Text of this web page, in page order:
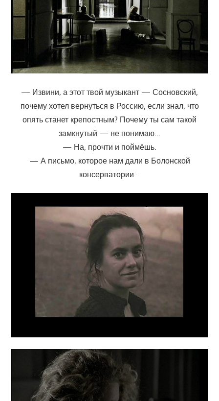
— Извини, а этот твой музыкант — Сосновский,
почему хотел вернуться в Россию, если знал, что
опять станет крепостным? Почему ты сам такой
замкнутый — не понимаю…
— На, прочти и поймёшь.
— А письмо, которое нам дали в Болонской
консерватории…